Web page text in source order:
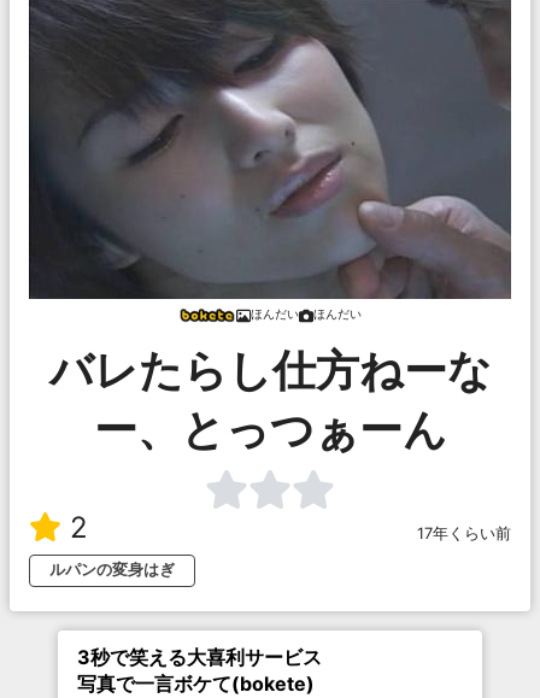
ほんだい ほんだい
バレたらし仕方ねーな
ー、とっつぁーん
2
17年くらい前
ルパンの変身はぎ
3秒で笑える大喜利サービス
写真で一言ボケて(bokete)